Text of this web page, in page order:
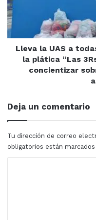
Académicas con 3
alumnos.
y
Patrimonio
Cultural
Sinaloa
las
unidades
académicas
la
plática
para
concientizar
el
cuidado
Lleva la UAS a
la plática “Las
concientizar
Deja un comentario
Tu dirección de correo
obligatorios están marcados